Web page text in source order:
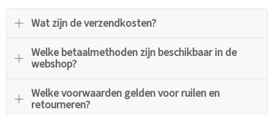
Wat zijn de verzendkosten?
Welke betaalmethoden zijn beschikbaar in de
webshop?
Welke voorwaarden gelden voor ruilen en
retourneren?